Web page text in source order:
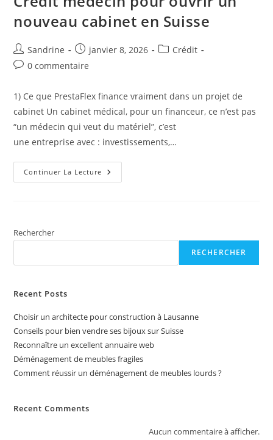
nouveau cabinet en Suisse
Auteur/autrice
de
Sandrine
Publication
publiée :
janvier 8, 2026
PostCrédit
Commentaires
la
publication :
0 commentaire
1) Ce que PrestaFlex finance vraiment dans un projet de
cabinet Un cabinet médical, pour un financeur, ce n’est pas
“un médecin qui veut du matériel”, c’est
une entreprise avec : investissements,…
Continuer La Lecture Crédit
Médecin
Suisse
Rechercher
RECHERCHER
Recent Posts
Choisir un architecte pour construction à Lausanne
Conseils pour bien vendre ses bijoux sur Suisse
Reconnaître un excellent annuaire web
Déménagement de meubles fragiles
Comment réussir un déménagement de meubles lourds ?
Recent Comments
Aucun commentaire à afficher.